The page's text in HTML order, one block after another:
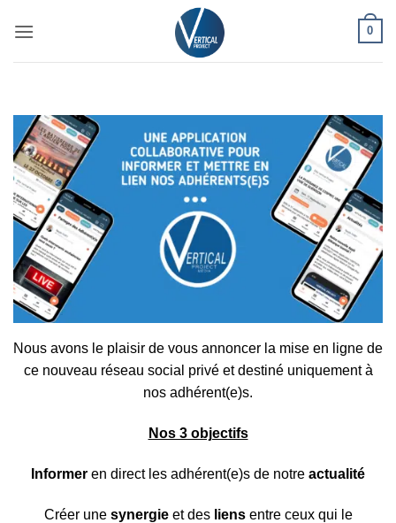
0
Nous avons le plaisir de vous annoncer la mise en ligne de
ce nouveau réseau social privé et destiné uniquement à
nos adhérent(e)s.
Nos 3 objectifs
Informer en direct les adhérent(e)s de notre actualité
Créer une synergieet des liensentre ceux qui le